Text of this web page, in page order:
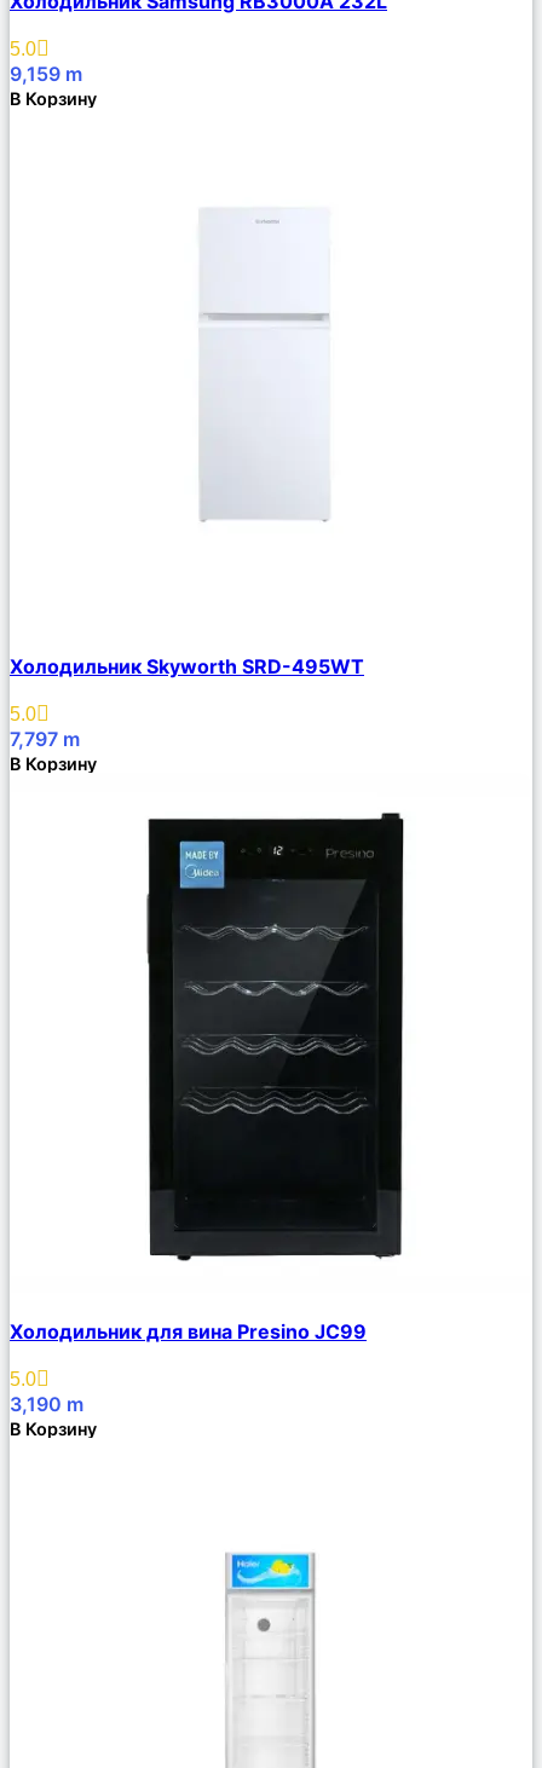
Описание
Избранное
5.0
9,159 m
В Корзину
Описание
Избранное
Холодильник Skyworth SRD-495WT
5.0
7,797 m
В Корзину
Описание
Избранное
Холодильник для вина Presino JC99
5.0
3,190 m
В Корзину